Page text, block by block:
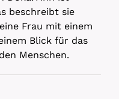
beschreibt sie
Frau mit einem
Blick für das
Menschen.